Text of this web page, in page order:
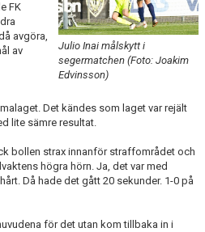
Julio Inai målskytt i
segermatchen (Foto: Joakim
Edvinsson)
FK
avgöra,
av
Det kändes som laget var rejält
lite sämre resultat.
bollen strax innanför straffområdet och
högra hörn. Ja, det var med
Då hade det gått 20 sekunder. 1-0 på
för det utan kom tillbaka in i